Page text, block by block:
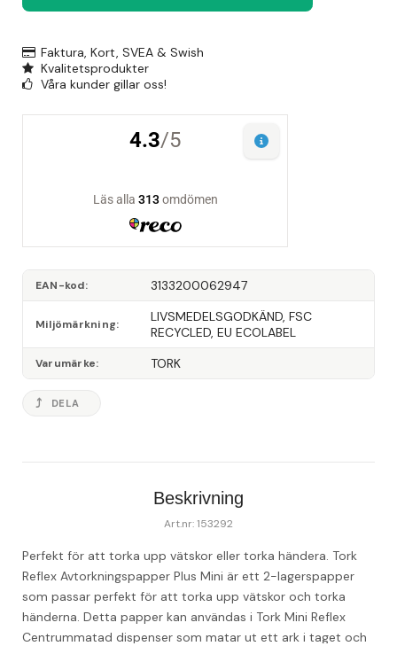
Faktura, Kort, SVEA & Swish
Kvalitetsprodukter
Våra kunder gillar oss!
EAN-kod 3133200062947
Miljömärkning
LIVSMEDELSGODKÄND, FSC
RECYCLED, EU ECOLABEL
Varumärke TORK
DELA
Beskrivning
Art.nr: 153292
Perfekt för att torka upp vätskor eller torka händera. Tork
Reflex Avtorkningspapper Plus Mini är ett 2-lagerspapper
som passar perfekt för att torka upp vätskor och torka
händerna. Detta papper kan användas i Tork Mini Reflex
Centrummatad dispenser som matar ut ett ark i taget och